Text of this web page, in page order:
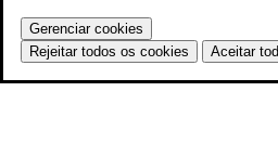
Gerenciar cookies
Rejeitar todos os cookies
Aceitar